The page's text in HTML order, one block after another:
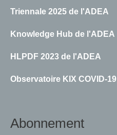
Triennale 2025 de l'ADEA
Knowledge Hub de l'ADEA
HLPDF 2023 de l'ADEA
Observatoire KIX COVID-19
Abonnement